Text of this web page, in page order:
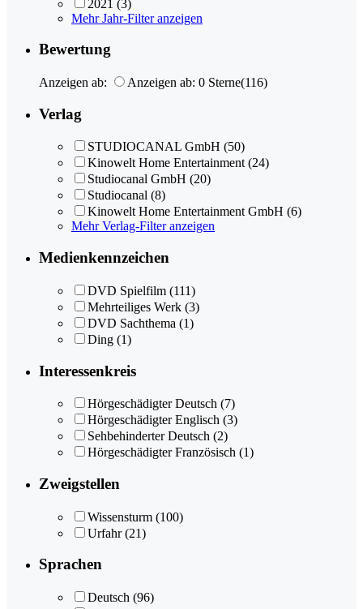
2021 (3)
Mehr Jahr-Filter anzeigen
Bewertung
Anzeigen ab: Anzeigen ab: 0 Sterne(116)
Verlag
STUDIOCANAL GmbH (50)
Kinowelt Home Entertainment (24)
Studiocanal GmbH (20)
Studiocanal (8)
Kinowelt Home Entertainment GmbH (6)
Mehr Verlag-Filter anzeigen
Medienkennzeichen
DVD Spielfilm (111)
Mehrteiliges Werk (3)
DVD Sachthema (1)
Ding (1)
Interessenkreis
Hörgeschädigter Deutsch (7)
Hörgeschädigter Englisch (3)
Sehbehinderter Deutsch (2)
Hörgeschädigter Französisch (1)
Zweigstellen
Wissensturm (100)
Urfahr (21)
Sprachen
Deutsch (96)